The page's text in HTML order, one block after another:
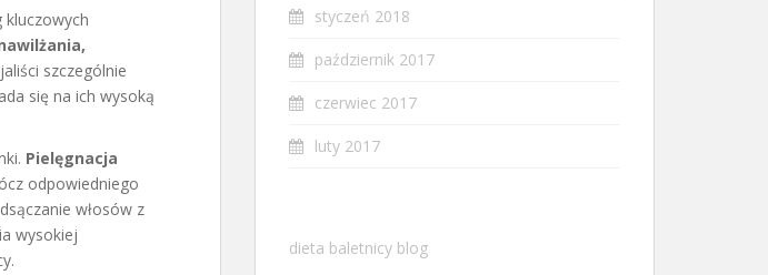
kluczowych
szczególnie
się na ich wysoką
Pielęgnacja
odpowiedniego
włosów z
wysokiej
styczeń 2018
październik 2017
czerwiec 2017
luty 2017
dieta baletnicy blog